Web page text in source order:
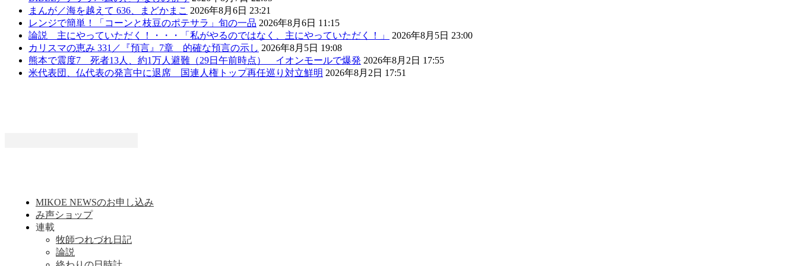
まんが／海を越えて 636、まどかまこ 2026年8月6日 23:21
レンジで簡単！「コーンと枝豆のポテサラ」旬の一品 2026年8月6日 11:15
論説 主にやっていただく！・・・「私がやるのではなく、主にやっていただく！」
2026年8月5日 23:00
カリスマの恵み 331／『預言』7章 的確な預言の示し 2026年8月5日 19:08
熊本で震度7 死者13人、約1万人避難（29日午前時点） イオンモールで爆発 2026年8月2日 17:55
米代表団、仏代表の発言中に退席 国連人権トップ再任巡り対立鮮明 2026年8月2日 17:51
MIKOE NEWSのお申し込み
み声ショップ
連載
牧師つれづれ日記
論説